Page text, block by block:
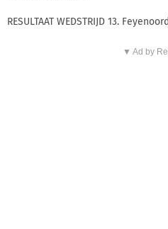
RESULTAAT WEDSTRIJD 13.
▼ Ad by